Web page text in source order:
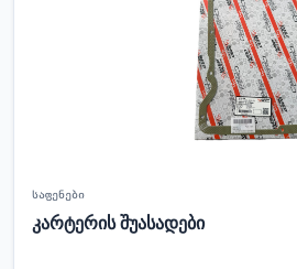
საფენები
კარტერის შუასადები